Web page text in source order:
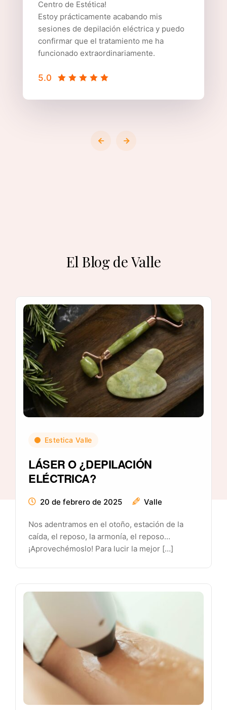
Centro de Estética!
Estoy prácticamente acabando mis
sesiones de depilación eléctrica y puedo
confirmar que el tratamiento me ha
funcionado extraordinariamente.
5.0
El Blog de Valle
Estetica Valle
LÁSER O ¿DEPILACIÓN
ELÉCTRICA?
20 de febrero de 2025 Valle
Nos adentramos en el otoño, estación de la
caída, el reposo, la armonía, el reposo…
¡Aprovechémoslo! Para lucir la mejor […]